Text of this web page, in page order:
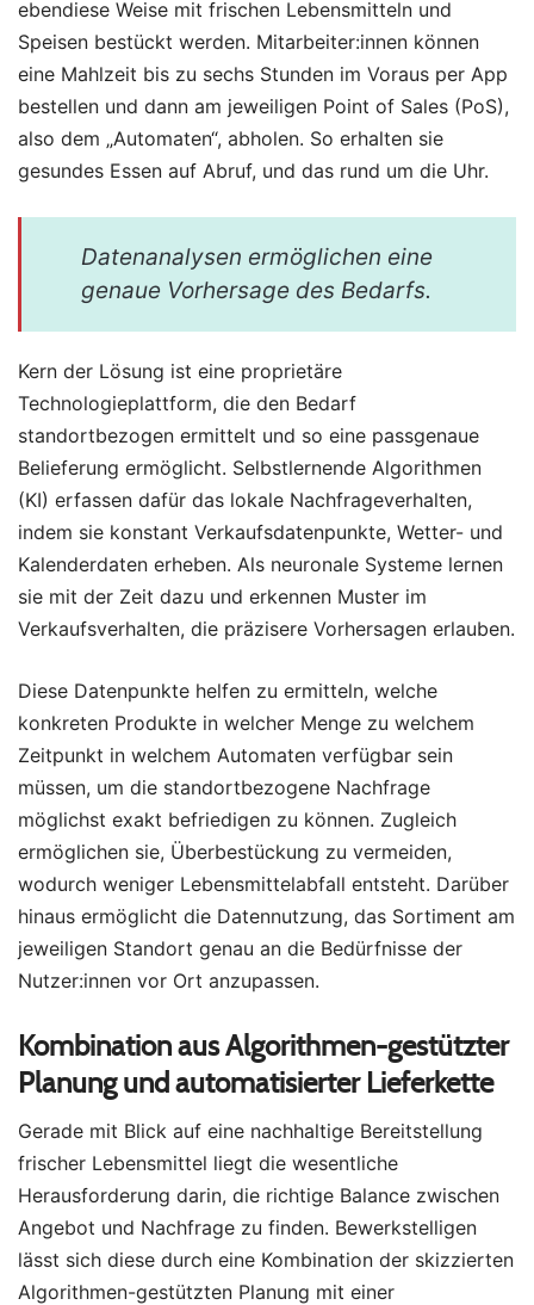
ebendiese Weise mit frischen Lebensmitteln und
Speisen bestückt werden. Mitarbeiter:innen können
eine Mahlzeit bis zu sechs Stunden im Voraus per App
bestellen und dann am jeweiligen Point of Sales (PoS),
also dem „Automaten“, abholen. So erhalten sie
gesundes Essen auf Abruf, und das rund um die Uhr.
Datenanalysen ermöglichen eine
genaue Vorhersage des Bedarfs.
Kern der Lösung ist eine proprietäre
Technologieplattform, die den Bedarf
standortbezogen ermittelt und so eine passgenaue
Belieferung ermöglicht. Selbstlernende Algorithmen
(KI) erfassen dafür das lokale Nachfrageverhalten,
indem sie konstant Verkaufsdatenpunkte, Wetter- und
Kalenderdaten erheben. Als neuronale Systeme lernen
sie mit der Zeit dazu und erkennen Muster im
Verkaufsverhalten, die präzisere Vorhersagen erlauben.
Diese Datenpunkte helfen zu ermitteln, welche
konkreten Produkte in welcher Menge zu welchem
Zeitpunkt in welchem Automaten verfügbar sein
müssen, um die standortbezogene Nachfrage
möglichst exakt befriedigen zu können. Zugleich
ermöglichen sie, Überbestückung zu vermeiden,
wodurch weniger Lebensmittelabfall entsteht. Darüber
hinaus ermöglicht die Datennutzung, das Sortiment am
jeweiligen Standort genau an die Bedürfnisse der
Nutzer:innen vor Ort anzupassen.
Kombination aus Algorithmen-gestützter
Planung und automatisierter Lieferkette
Gerade mit Blick auf eine nachhaltige Bereitstellung
frischer Lebensmittel liegt die wesentliche
Herausforderung darin, die richtige Balance zwischen
Angebot und Nachfrage zu finden. Bewerkstelligen
lässt sich diese durch eine Kombination der skizzierten
Algorithmen-gestützten Planung mit einer